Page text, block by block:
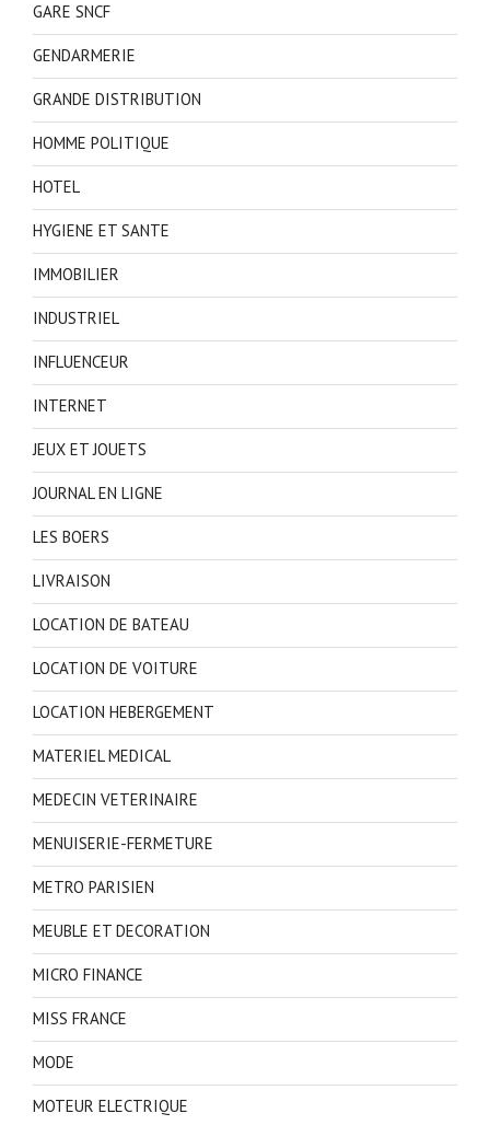
GARE SNCF
GENDARMERIE
GRANDE DISTRIBUTION
HOMME POLITIQUE
HOTEL
HYGIENE ET SANTE
IMMOBILIER
INDUSTRIEL
INFLUENCEUR
INTERNET
JEUX ET JOUETS
JOURNAL EN LIGNE
LES BOERS
LIVRAISON
LOCATION DE BATEAU
LOCATION DE VOITURE
LOCATION HEBERGEMENT
MATERIEL MEDICAL
MEDECIN VETERINAIRE
MENUISERIE-FERMETURE
METRO PARISIEN
MEUBLE ET DECORATION
MICRO FINANCE
MISS FRANCE
MODE
MOTEUR ELECTRIQUE